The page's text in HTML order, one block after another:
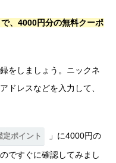
、4000円分の無料クーポ
をしましょう。ニックネ
ドレスなどを入力して、
定ポイント
」に4000円の
ですぐに確認してみまし